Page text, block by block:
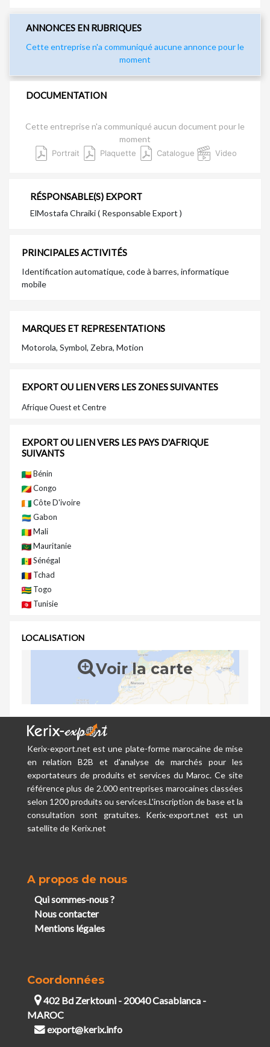
ANNONCES EN RUBRIQUES
Cette entreprise n'a communiqué aucune annonce pour le
moment
DOCUMENTATION
Cette entreprise n'a communiqué aucun document pour le
moment
Portrait Plaquette Catalogue Video
RÉSPONSABLE(S) EXPORT
ElMostafa Chraiki ( Responsable Export )
PRINCIPALES ACTIVITÉS
Identification automatique, code à barres, informatique
mobile
MARQUES ET REPRESENTATIONS
Motorola, Symbol, Zebra, Motion
EXPORT OU LIEN VERS LES ZONES SUIVANTES
Afrique Ouest et Centre
EXPORT OU LIEN VERS LES PAYS D'AFRIQUE
SUIVANTS
Bénin
Congo
Côte D'ivoire
Gabon
Mali
Mauritanie
Sénégal
Tchad
Togo
Tunisie
LOCALISATION
Voir la carte
Kerix-export.net est une plate-forme marocaine de mise
en relation B2B et d'analyse de marchés pour les
exportateurs de produits et services du Maroc. Ce site
référence plus de 2.000 entreprises marocaines classées
selon 1200 produits ou services.L'inscription de base et la
consultation sont gratuites. Kerix-export.net est un
satellite de Kerix.net
A propos de nous
Qui sommes-nous ?
Nous contacter
Mentions légales
Coordonnées
402 Bd Zerktouni - 20040 Casablanca -
MAROC
export@kerix.info